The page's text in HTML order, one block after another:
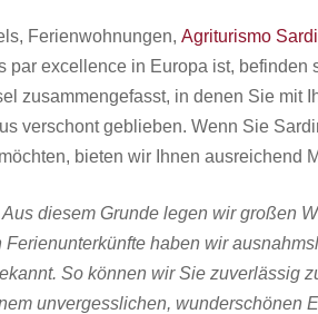
Ferienwohnungen, Agriturismo
excellence in Europa ist, befinden
zusammengefasst, in denen Sie mit
verschont geblieben. Wenn Sie
bieten wir Ihnen ausreichend
diesem Grunde legen wir großen
haben wir
So können wir Sie zuverlässig
unvergesslichen, wunderschönen